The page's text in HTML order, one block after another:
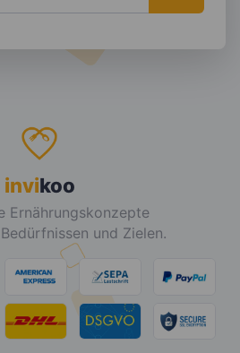
invikoo
Ernährungskonzepte
und Zielen.